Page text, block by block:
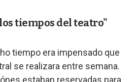
tiempos del teatro"
tiempo era impensado que
se realizara entre semana.
estaban reservadas para